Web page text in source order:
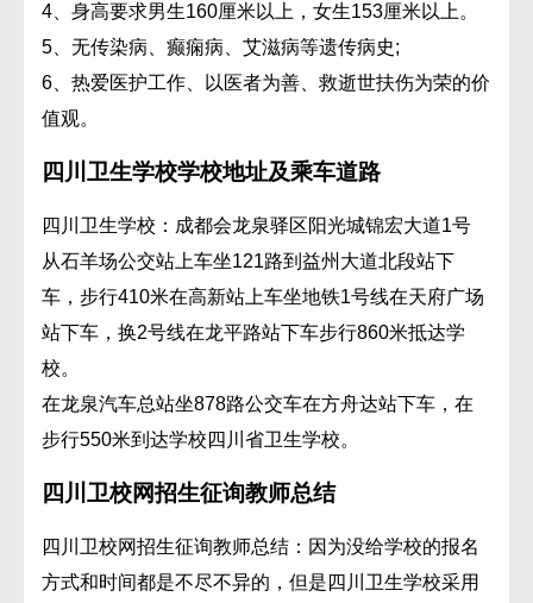
4、身高要求男生160厘米以上，女生153厘米以上。
5、无传染病、癫痫病、艾滋病等遗传病史;
6、热爱医护工作、以医者为善、救逝世扶伤为荣的价
值观。
四川卫生学校学校地址及乘车道路
四川卫生学校：成都会龙泉驿区阳光城锦宏大道1号
从石羊场公交站上车坐121路到益州大道北段站下
车，步行410米在高新站上车坐地铁1号线在天府广场
站下车，换2号线在龙平路站下车步行860米抵达学
校。
在龙泉汽车总站坐878路公交车在方舟达站下车，在
步行550米到达学校四川省卫生学校。
四川卫校网招生征询教师总结
四川卫校网招生征询教师总结：因为没给学校的报名
方式和时间都是不尽不异的，但是四川卫生学校采用